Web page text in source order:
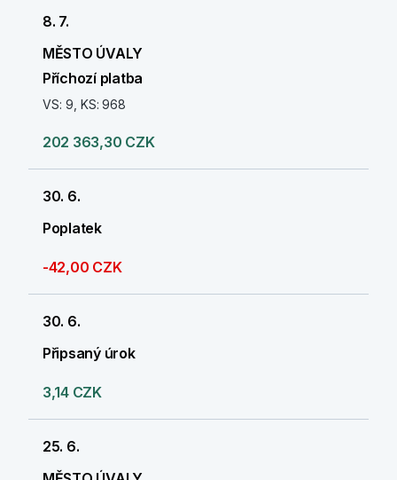
8. 7.
MĚSTO ÚVALY
Příchozí platba
VS: 9, KS: 968
202 363,30 CZK
30. 6.
Poplatek
-42,00 CZK
30. 6.
Připsaný úrok
3,14 CZK
25. 6.